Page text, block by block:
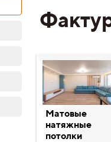
Матовые
натяжные
потолки